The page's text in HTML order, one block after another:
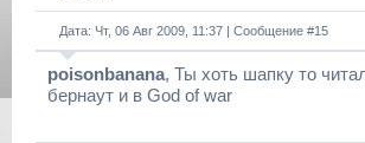
Дата: Чт, 06 Авг 2009, 11:37 | Сообщение #15
poisonbanana, Ты хоть шапку то
бернаут и в God of war